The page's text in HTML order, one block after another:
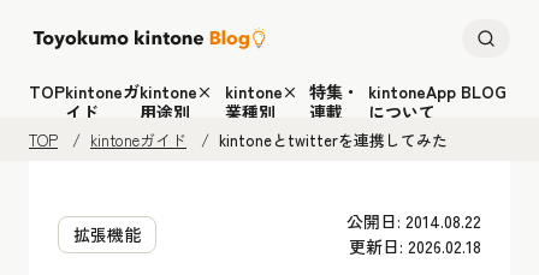
TOPkintoneガ
イド
kintone×
用途別
kintone×
業種別
特集・
連載
kintoneApp BLOG
について
TOP kintoneガイド kintoneとtwitterを連携してみた
拡張機能
公開日: 2014.08.22
更新日: 2026.02.18